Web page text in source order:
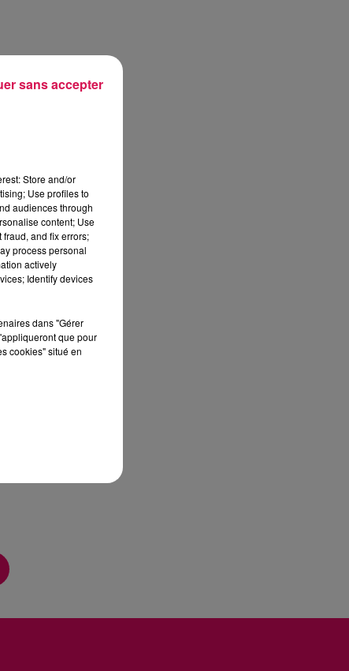
Store and/or
Use profiles to
audiences through
content; Use
and fix errors;
process personal
actively
Identify devices
dans "Gérer
que pour
cookies" situé en
sans accepter